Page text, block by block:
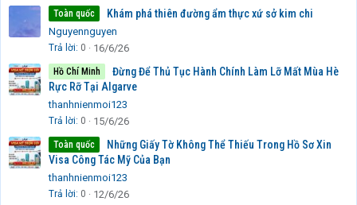
Toàn quốc Khám phá thiên đường ẩm thực xứ sở kim chi
Nguyennguyen
Trả lời 0 16/6/26
Hồ Chí Minh
Đừng Để Thủ Tục Hành Chính Làm Lỡ Mất Mùa Hè
Rực Rỡ Tại Algarve
thanhnienmoi123
Trả lời 0 15/6/26
Toàn quốc
Những Giấy Tờ Không Thể Thiếu Trong Hồ Sơ Xin
Visa Công Tác Mỹ Của Bạn
thanhnienmoi123
Trả lời 0 12/6/26